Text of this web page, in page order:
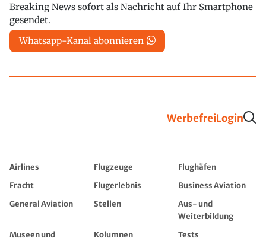
Breaking News sofort als Nachricht auf Ihr Smartphone
gesendet.
Whatsapp-Kanal abonnieren
WerbefreiLogin
Airlines Flugzeuge
Flughäfen
Fracht
Flugerlebnis
Business Aviation
General Aviation
Stellen
Aus- und
Weiterbildung
Museen und
Kolumnen Tests